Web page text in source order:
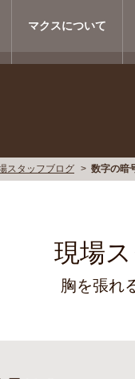
マクスについて
スタッフブログ 数字の暗
現場
胸を張れ